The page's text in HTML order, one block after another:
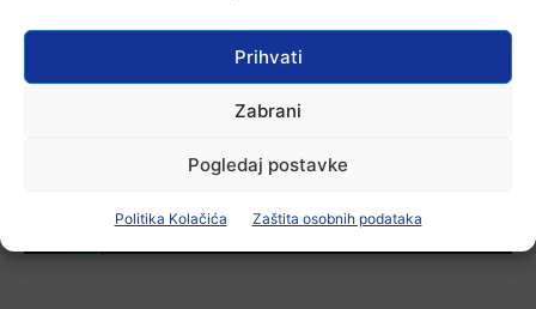
Prihvati
Zabrani
Pogledaj postavke
Politika Kolačića Zaštita osobnih podataka
6 kolovoza, 2026